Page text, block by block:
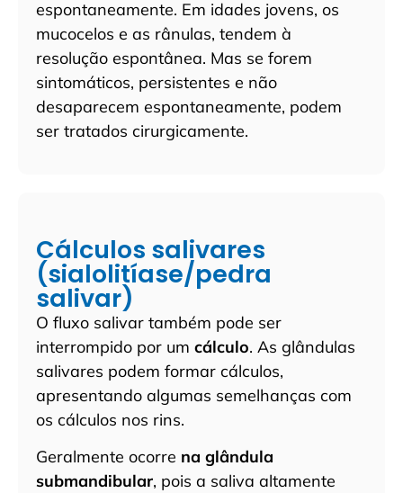
espontaneamente. Em idades jovens, os
mucocelos e as rânulas, tendem à
resolução espontânea. Mas se forem
sintomáticos, persistentes e não
desaparecem espontaneamente, podem
ser tratados cirurgicamente.
Cálculos salivares
(sialolitíase/pedra
salivar)
O fluxo salivar também pode ser
interrompido por um cálculo. As glândulas
salivares podem formar cálculos,
apresentando algumas semelhanças com
os cálculos nos rins.
Geralmente ocorre na glândula
submandibular, pois a saliva altamente